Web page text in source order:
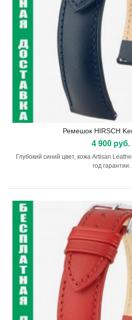
Ремешок HIRSCH
4 900 руб.
Глубокий синий цвет, кожа Artisan
год гарантии.